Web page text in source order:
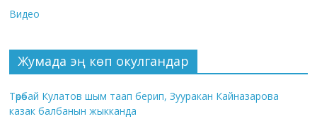
Видео
Жумада эң көп окулгандар
Төрөбай Кулатов шым таап берип, Зууракан Кайназарова
казак балбанын жыкканда